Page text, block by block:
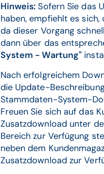
Hinweis: Sofern Sie das
haben, empfiehlt es
da dieser Vorgang
dann über das
System - Wartung"
Nach erfolgreichem
die Update-
Stammdaten-System-
Freuen Sie sich auf das
Zusatzdownload unter
Bereich zur Verfügung
neben dem
Zusatzdownload zur